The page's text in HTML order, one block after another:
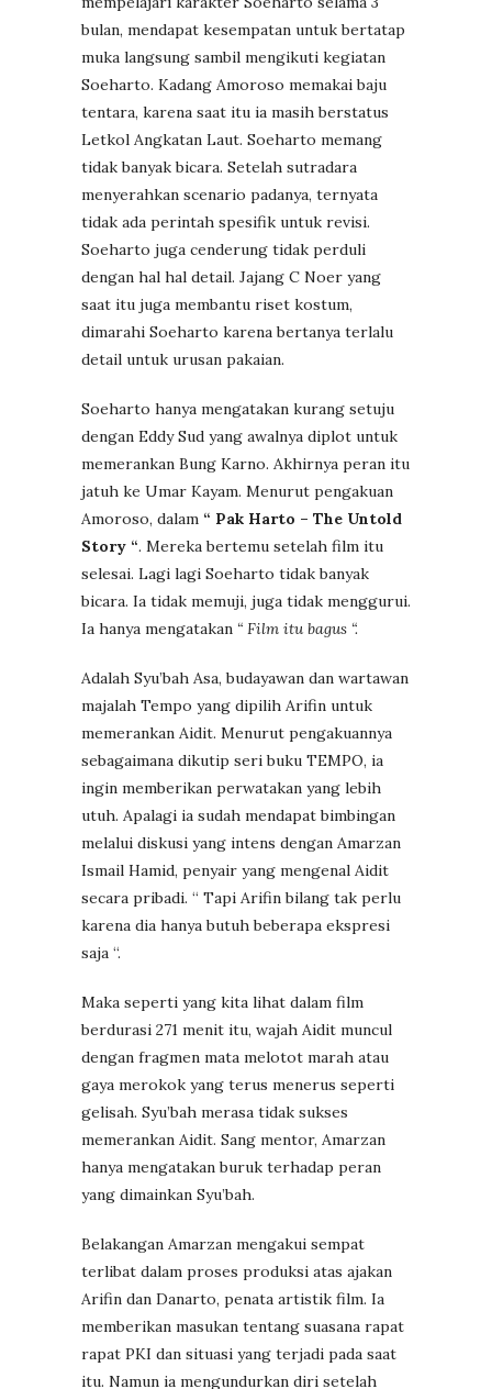
bulan, mendapat kesempatan untuk bertatap
muka langsung sambil mengikuti kegiatan
Soeharto. Kadang Amoroso memakai baju
tentara, karena saat itu ia masih berstatus
Letkol Angkatan Laut. Soeharto memang
tidak banyak bicara. Setelah sutradara
menyerahkan scenario padanya, ternyata
tidak ada perintah spesifik untuk revisi.
Soeharto juga cenderung tidak perduli
dengan hal hal detail. Jajang C Noer yang
saat itu juga membantu riset kostum,
dimarahi Soeharto karena bertanya terlalu
detail untuk urusan pakaian.
Soeharto hanya mengatakan kurang setuju
dengan Eddy Sud yang awalnya diplot untuk
memerankan Bung Karno. Akhirnya peran itu
jatuh ke Umar Kayam. Menurut pengakuan
Amoroso, dalam “ Pak Harto – The Untold
Story “. Mereka bertemu setelah film itu
selesai. Lagi lagi Soeharto tidak banyak
bicara. Ia tidak memuji, juga tidak menggurui.
Ia hanya mengatakan “ Film itu bagus “.
Adalah Syu’bah Asa, budayawan dan wartawan
majalah Tempo yang dipilih Arifin untuk
memerankan Aidit. Menurut pengakuannya
sebagaimana dikutip seri buku TEMPO, ia
ingin memberikan perwatakan yang lebih
utuh. Apalagi ia sudah mendapat bimbingan
melalui diskusi yang intens dengan Amarzan
Ismail Hamid, penyair yang mengenal Aidit
secara pribadi. “ Tapi Arifin bilang tak perlu
karena dia hanya butuh beberapa ekspresi
saja “.
Maka seperti yang kita lihat dalam film
berdurasi 271 menit itu, wajah Aidit muncul
dengan fragmen mata melotot marah atau
gaya merokok yang terus menerus seperti
gelisah. Syu’bah merasa tidak sukses
memerankan Aidit. Sang mentor, Amarzan
hanya mengatakan buruk terhadap peran
yang dimainkan Syu’bah.
Belakangan Amarzan mengakui sempat
terlibat dalam proses produksi atas ajakan
Arifin dan Danarto, penata artistik film. Ia
memberikan masukan tentang suasana rapat
rapat PKI dan situasi yang terjadi pada saat
itu. Namun ia mengundurkan diri setelah